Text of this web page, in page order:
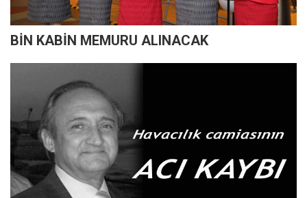
BİN KABİN MEMURU ALINACAK